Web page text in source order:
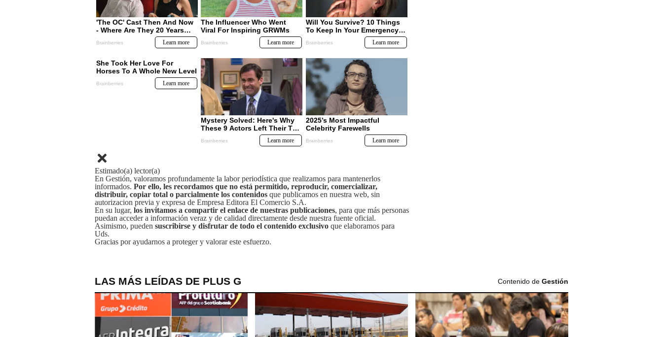
Estimado(a) lector(a)
En Gestión, valoramos profundamente la labor periodística que realizamos para mantenerlos
informados. Por ello, les recordamos que no está permitido, reproducir, comercializar,
distribuir, copiar total o parcialmente los contenidos que publicamos en nuestra web, sin
autorizacion previa y expresa de Empresa Editora El Comercio S.A.
En su lugar, los invitamos a compartir el enlace de nuestras publicaciones, para que más personas
puedan acceder a información veraz y de calidad directamente desde nuestra fuente oficial.
Asimismo, pueden suscribirse y disfrutar de todo el contenido exclusivo que elaboramos para
Uds.
Gracias por ayudarnos a proteger y valorar este esfuerzo.
LAS MÁS LEÍDAS DE PLUS G Contenido de Gestión